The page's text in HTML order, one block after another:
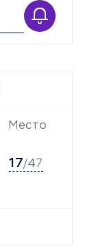
Место
17/47